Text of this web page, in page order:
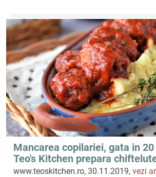
Mancarea copilariei, gata in
Teo's Kitchen prepara
Multicooker Crock-Pot Express
www.teoskitchen.ro, 30.11.2019,vezi